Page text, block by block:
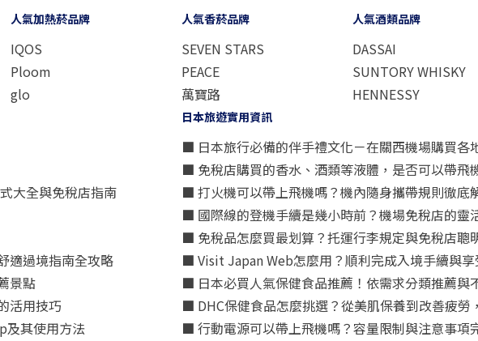
人氣加熱菸品牌
IQOS
Ploom
glo
人氣香菸品牌
SEVEN STARS
PEACE
萬寶路
人氣酒類品牌
DASSAI
SUNTORY WHISKY
HENNESSY
大全與免稅店指南
適過境指南全攻略
景點
活用技巧
及其使用方法
日本旅遊實用資訊
■ 日本旅行必備的伴手禮文化－在關西機場購買各
■ 免稅店購買的香水、酒類等液體，是否可以帶飛
■ 打火機可以帶上飛機嗎？機內隨身攜帶規則徹底
■ 國際線的登機手續是幾小時前？機場免稅店的靈
■ 免稅品怎麼買最划算？托運行李規定與免稅店聰
■ Visit Japan Web怎麼用？順利完成入境手續與
■ 日本必買人氣保健食品推薦！依需求分類推薦與
■ DHC保健食品怎麼挑選？從美肌保養到改善疲勞
■ 行動電源可以帶上飛機嗎？容量限制與注意事項